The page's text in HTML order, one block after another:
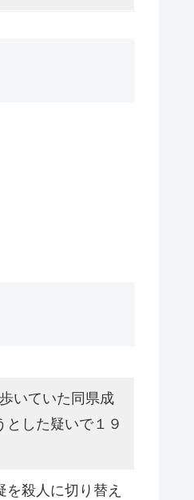
いていた同県成
した疑いで１９
殺人に切り替え